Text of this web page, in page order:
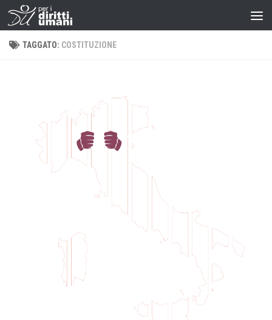
TAGGATO: COSTITUZIONE